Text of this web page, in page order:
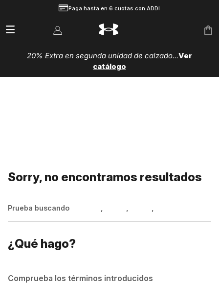
Paga hasta en 6 cuotas con ADDI
20% Extra en segunda unidad de calzado...Ver
catálogo
Sorry, no encontramos resultados
Prueba buscando , , ,
¿Qué hago?
Comprueba los términos introducidos